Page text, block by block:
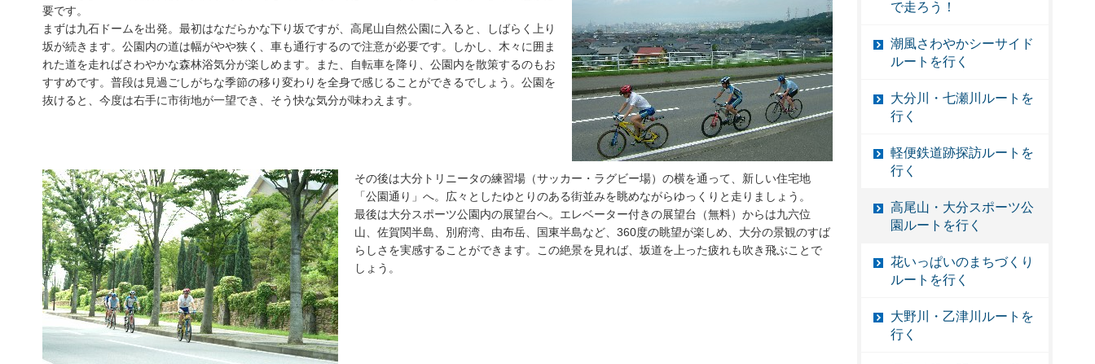
要です。
まずは九石ドームを出発。最初はなだらかな下り坂ですが、高尾山自然公園に入ると、しばらく上り
坂が続きます。公園内の道は幅がやや狭く、車も通行するので注意が必要です。しかし、木々に囲ま
れた道を走ればさわやかな森林浴気分が楽しめます。また、自転車を降り、公園内を散策するのもお
すすめです。普段は見過ごしがちな季節の移り変わりを全身で感じることができるでしょう。公園を
抜けると、今度は右手に市街地が一望でき、そう快な気分が味わえます。
その後は大分トリニータの練習場（サッカー・ラグビー場）の横を通って、新しい住宅地
「公園通り」へ。広々としたゆとりのある街並みを眺めながらゆっくりと走りましょう。
最後は大分スポーツ公園内の展望台へ。エレベーター付きの展望台（無料）からは九六位
山、佐賀関半島、別府湾、由布岳、国東半島など、360度の眺望が楽しめ、大分の景観のすば
らしさを実感することができます。この絶景を見れば、坂道を上った疲れも吹き飛ぶことで
しょう。
で走ろう！
潮風さわやかシーサイド
ルートを行く
大分川・七瀬川ルートを
行く
軽便鉄道跡探訪ルートを
行く
高尾山・大分スポーツ公
園ルートを行く
花いっぱいのまちづくり
ルートを行く
大野川・乙津川ルートを
行く